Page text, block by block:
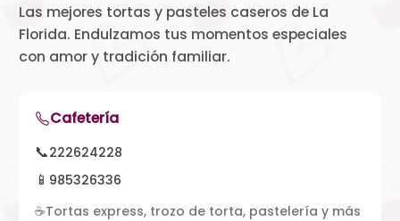
Las mejores tortas y pasteles caseros de La
Florida. Endulzamos tus momentos especiales
con amor y tradición familiar.
Cafetería
📞222624228
📱 985326336
☕Tortas express, trozo de torta, pastelería y más